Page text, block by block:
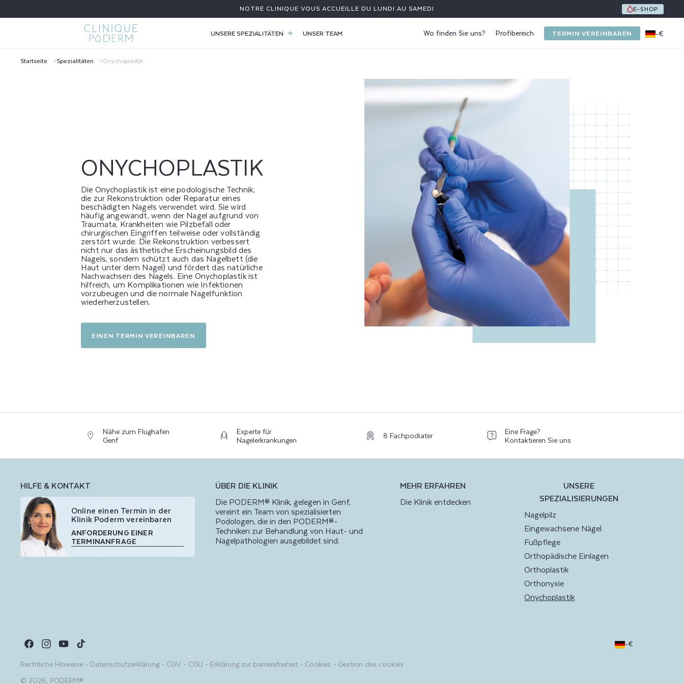
INHALT
NOTRE CLINIQUE VOUS ACCUEILLE DU LUNDI AU SAMEDI UNE ÉQUIPE DE 8 SPÉCIALISTES DE L'ONGLE ET DU
E-SHOP
UNSERE SPEZIALITÄTEN UNSER TEAM Wo finden Sie uns? Profibereich TERMIN VEREINBAREN -€
O
Startseite Spezialitäten Onychoplastik
ONYCHOPLASTIK
Die Onychoplastik ist eine podologische Technik,
die zur Rekonstruktion oder Reparatur eines
beschädigten Nagels verwendet wird. Sie wird
häufig angewandt, wenn der Nagel aufgrund von
Traumata, Krankheiten wie Pilzbefall oder
chirurgischen Eingriffen teilweise oder vollständig
zerstört wurde. Die Rekonstruktion verbessert
nicht nur das ästhetische Erscheinungsbild des
Nagels, sondern schützt auch das Nagelbett (die
Haut unter dem Nagel) und fördert das natürliche
Nachwachsen des Nagels. Eine Onychoplastik ist
hilfreich, um Komplikationen wie Infektionen
vorzubeugen und die normale Nagelfunktion
wiederherzustellen.
EINEN TERMIN VEREINBAREN
Nähe zum Flughafen
Genf
Experte für
Nagelerkrankungen 8 Fachpodiater Eine Frage?
Kontaktieren Sie uns
HILFE & KONTAKT
Online einen Termin in der
Klinik Poderm vereinbaren
ANFORDERUNG EINER
TERMINANFRAGE
ÜBER DIE KLINIK
Die PODERM® Klinik, gelegen in Genf,
vereint ein Team von spezialisierten
Podologen, die in den PODERM®-
Techniken zur Behandlung von Haut- und
Nagelpathologien ausgebildet sind.
MEHR ERFAHREN
Die Klinik entdecken
UNSERE
SPEZIALISIERUNGEN
Nagelpilz
Eingewachsene Nägel
Fußpflege
Orthopädische Einlagen
Orthoplastik
Orthonyxie
Onychoplastik
FacebookInstagramYouTubeTikTok -€
Rechtliche Hinweise - Datenschutzerklärung - CGV - CGU - Erklärung zur barrierefreiheit - Cookies - Gestion des cookies
© 2026, PODERM®